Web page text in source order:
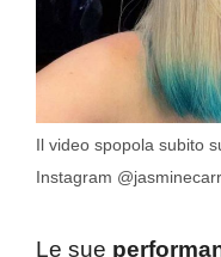
Il video spopola subito
Instagram
Le sue